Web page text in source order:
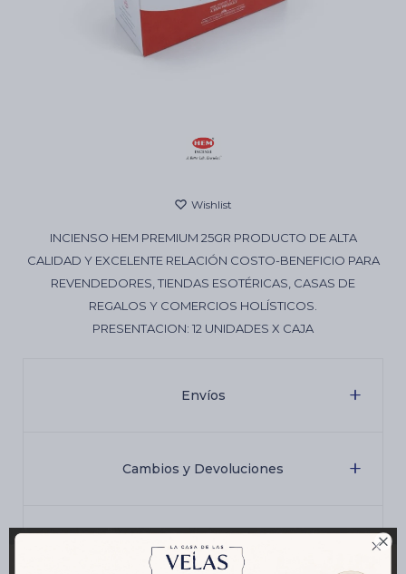

INCIENSO HEM PREMIUM 25GR PRODUCTO DE ALTA
CALIDAD Y EXCELENTE RELACIÓN COSTO-BENEFICIO PARA
REVENDEDORES, TIENDAS ESOTÉRICAS, CASAS DE
REGALOS Y COMERCIOS HOLÍSTICOS.
PRESENTACION: 12 UNIDADES X CAJA
Envíos
Cambios y Devoluciones
Medios de pago
Cartas de Tarot
Aromatizantes de ambientes
Artículos Esotéricos